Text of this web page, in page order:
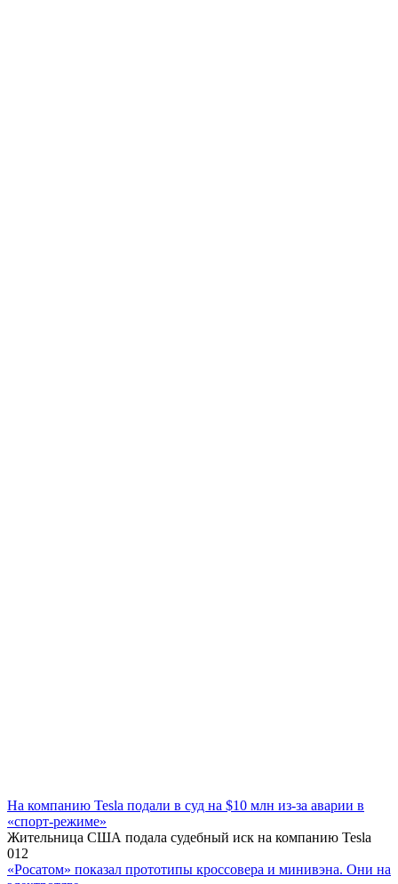
На компанию Tesla подали в суд на $10 млн из-за аварии в
«спорт-режиме»
Жительница США подала судебный иск на компанию Tesla
012
«Росатом» показал прототипы кроссовера и минивэна. Они на